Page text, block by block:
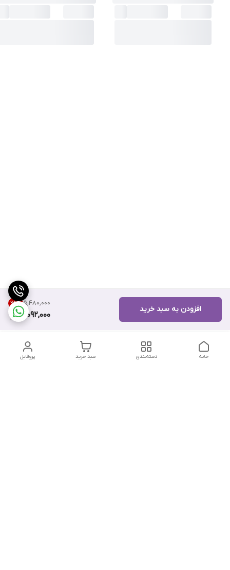
۵٬۴۸۰٬۰۰۰ 25%
4,092,000
افزودن به سبد خرید
پروفایل سبد خرید دسته‌بندی خانه